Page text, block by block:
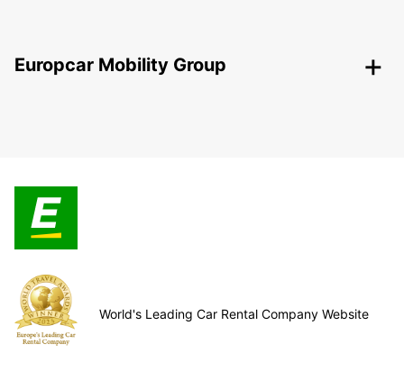
Europcar Mobility Group
World's Leading Car Rental Company Website